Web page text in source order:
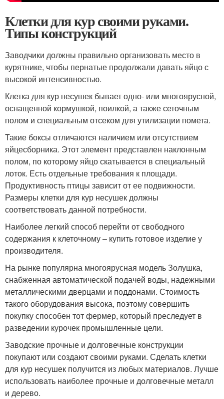
Клетки для кур своими руками.
Типы конструкций
Заводчики должны правильно организовать место в
курятнике, чтобы пернатые продолжали давать яйцо с
высокой интенсивностью.
Клетка для кур несушек бывает одно- или многоярусной,
оснащенной кормушкой, поилкой, а также сеточным
полом и специальным отсеком для утилизации помета.
Такие боксы отличаются наличием или отсутствием
яйцесборника. Этот элемент представлен наклонным
полом, по которому яйцо скатывается в специальный
лоток. Есть отдельные требования к площади.
Продуктивность птицы зависит от ее подвижности.
Размеры клетки для кур несушек должны
соответствовать данной потребности.
Наиболее легкий способ перейти от свободного
содержания к клеточному – купить готовое изделие у
производителя.
На рынке популярна многоярусная модель Золушка,
снабженная автоматической подачей воды, надежными
металлическими дверцами и поддонами. Стоимость
такого оборудования высока, поэтому совершить
покупку способен тот фермер, который преследует в
разведении курочек промышленные цели.
Заводские прочные и долговечные конструкции
покупают или создают своими руками. Сделать клетки
для кур несушек получится из любых материалов. Лучше
использовать наиболее прочные и долговечные металл
и дерево.